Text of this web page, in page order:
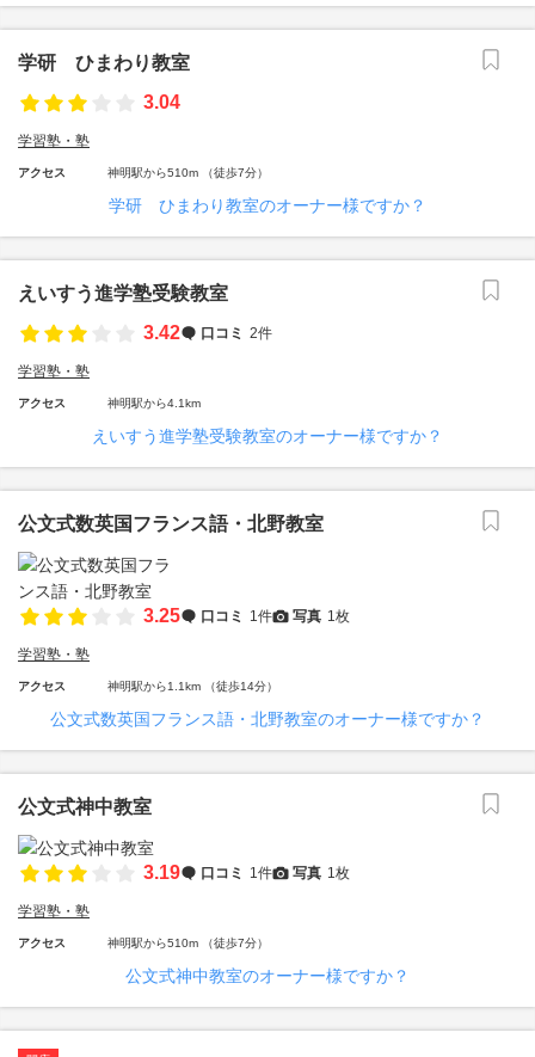
学研 ひまわり教室
3.04
学習塾・塾
アクセス 神明駅から510m （徒歩7分）
学研 ひまわり教室のオーナー様ですか？
えいすう進学塾受験教室
3.42
口コミ 2件
学習塾・塾
アクセス 神明駅から4.1km
えいすう進学塾受験教室のオーナー様ですか？
公文式数英国フランス語・北野教室
3.25 口コミ 1件 写真 1枚
学習塾・塾
アクセス 神明駅から1.1km （徒歩14分）
公文式数英国フランス語・北野教室のオーナー様ですか？
公文式神中教室
3.19 口コミ 1件 写真 1枚
学習塾・塾
アクセス 神明駅から510m （徒歩7分）
公文式神中教室のオーナー様ですか？